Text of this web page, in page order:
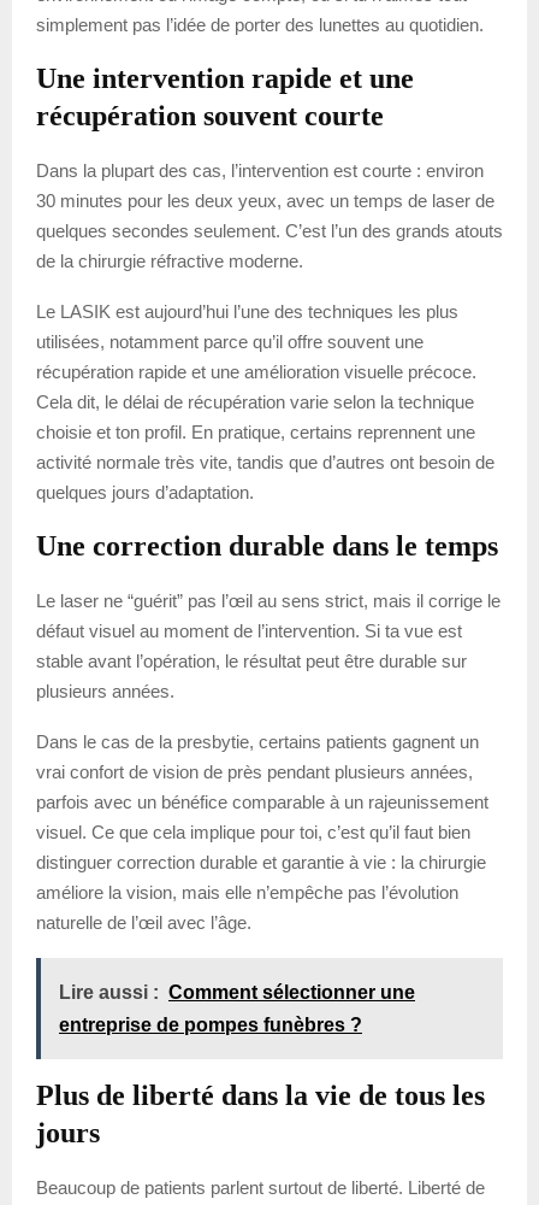
simplement pas l’idée de porter des lunettes au quotidien.
Une intervention rapide et une
récupération souvent courte
Dans la plupart des cas, l’intervention est courte : environ
30 minutes pour les deux yeux, avec un temps de laser de
quelques secondes seulement. C’est l’un des grands atouts
de la chirurgie réfractive moderne.
Le LASIK est aujourd’hui l’une des techniques les plus
utilisées, notamment parce qu’il offre souvent une
récupération rapide et une amélioration visuelle précoce.
Cela dit, le délai de récupération varie selon la technique
choisie et ton profil. En pratique, certains reprennent une
activité normale très vite, tandis que d’autres ont besoin de
quelques jours d’adaptation.
Une correction durable dans le temps
Le laser ne “guérit” pas l’œil au sens strict, mais il corrige le
défaut visuel au moment de l’intervention. Si ta vue est
stable avant l’opération, le résultat peut être durable sur
plusieurs années.
Dans le cas de la presbytie, certains patients gagnent un
vrai confort de vision de près pendant plusieurs années,
parfois avec un bénéfice comparable à un rajeunissement
visuel. Ce que cela implique pour toi, c’est qu’il faut bien
distinguer correction durable et garantie à vie : la chirurgie
améliore la vision, mais elle n’empêche pas l’évolution
naturelle de l’œil avec l’âge.
Lire aussi : Comment sélectionner une
entreprise de pompes funèbres ?
Plus de liberté dans la vie de tous les
jours
Beaucoup de patients parlent surtout de liberté. Liberté de